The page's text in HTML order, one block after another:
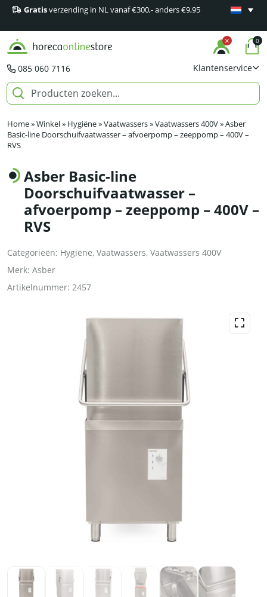
Gratisverzending in NL vanaf €300,- anders €9,95
Minimaal
085 060 7116 Klantenservice
0
Home»Winkel» Hygiëne»Vaatwassers»Vaatwassers 400V»Asber
Basic-line Doorschuifvaatwasser – afvoerpomp – zeeppomp – 400V –
RVS
Asber Basic-line
Doorschuifvaatwasser –
afvoerpomp – zeeppomp – 400V –
RVS
Categorieën: Hygiëne, Vaatwassers, Vaatwassers 400V
Merk: Asber
Artikelnummer: 2457